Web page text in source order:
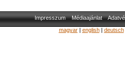
Impresszum Médiaajánlat
magyar| english| deutsch